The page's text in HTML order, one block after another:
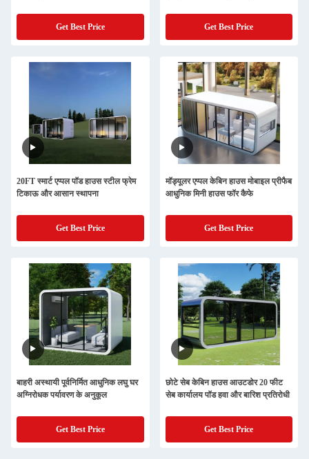
Get Best Price Get Best Price
20FT स्मार्ट एप्पल पॉड हाउस स्टील फ्रेम
टिकाऊ और आसान स्थापना
Get Best Price
मॉड्यूलर एप्पल केबिन हाउस मोबाइल प्रीफैब
आधुनिक मिनी हाउस फॉर कैफे
Get Best Price
बाहरी अस्थायी पूर्वनिर्मित आधुनिक लघु घर
अग्निरोधक पर्यावरण के अनुकूल
Get Best Price
छोटे सेब केबिन हाउस आउटडोर 20 फीट
सेब कार्यालय पॉड हवा और बारिश प्रतिरोधी
Get Best Price